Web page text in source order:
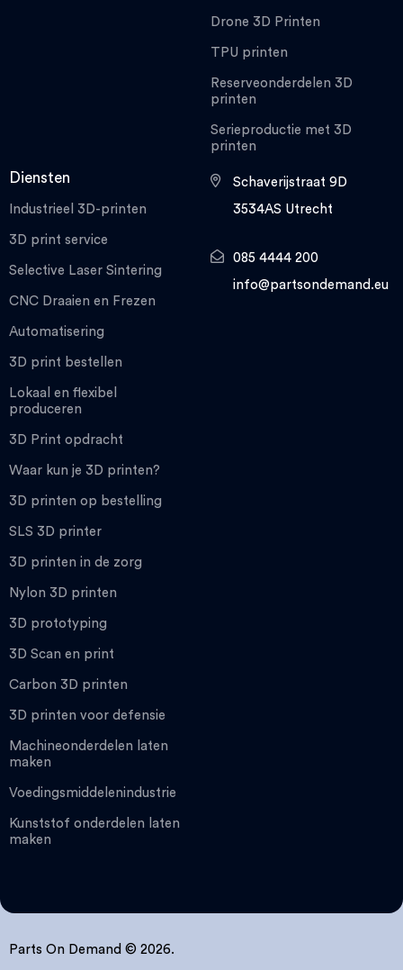
Drone 3D Printen
TPU printen
Reserveonderdelen 3D
printen
Serieproductie met 3D
printen
Diensten
Industrieel 3D-printen
3D print service
Selective Laser Sintering
CNC Draaien en Frezen
Automatisering
3D print bestellen
Lokaal en flexibel
produceren
3D Print opdracht
Waar kun je 3D printen?
3D printen op bestelling
SLS 3D printer
3D printen in de zorg
Nylon 3D printen
3D prototyping
3D Scan en print
Carbon 3D printen
3D printen voor defensie
Machineonderdelen laten
maken
Voedingsmiddelenindustrie
Kunststof onderdelen laten
maken
Schaverijstraat 9D
3534AS Utrecht
085 4444 200
info@partsondemand.eu
Parts On Demand © 2026.